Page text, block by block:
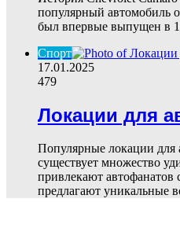
популярный автомобиль
был впервые выпущен в
Спорт
17.01.2025
479
Локации для
Популярные локации для
существует множество
привлекают автофанатов
предлагают уникальные